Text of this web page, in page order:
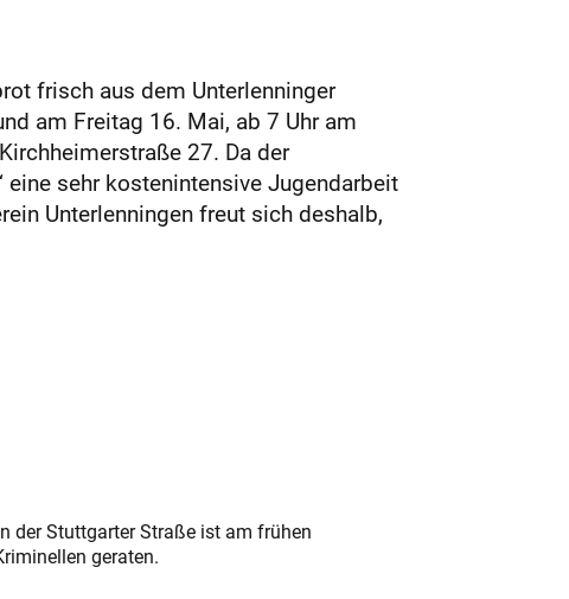
frisch aus dem Unterlenninger
am Freitag 16. Mai, ab 7 Uhr am
27. Da der
eine sehr kostenintensive Jugendarbeit
Unterlenningen freut sich deshalb,
der Stuttgarter Straße ist am frühen
geraten.